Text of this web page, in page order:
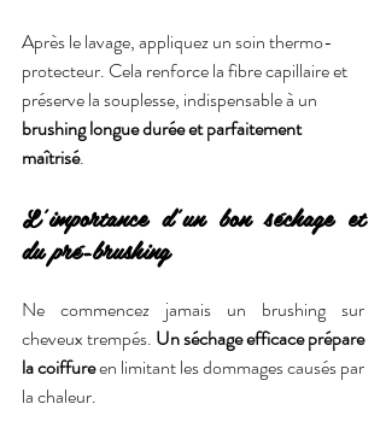
Après le lavage, appliquez un soin thermo-
protecteur. Cela renforce la fibre capillaire et
préserve la souplesse, indispensable à un
brushing longue durée et parfaitement
maîtrisé.
L’importance d’un bon séchage et
du pré-brushing
Ne commencez jamais un brushing sur
cheveux trempés. Un séchage efficace prépare
la coiffure en limitant les dommages causés par
la chaleur.